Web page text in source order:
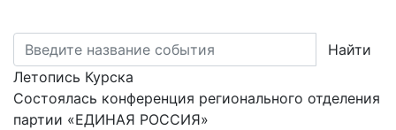
Найти
Летопись Курска
Состоялась конференция регионального отделения
партии «ЕДИНАЯ РОССИЯ»